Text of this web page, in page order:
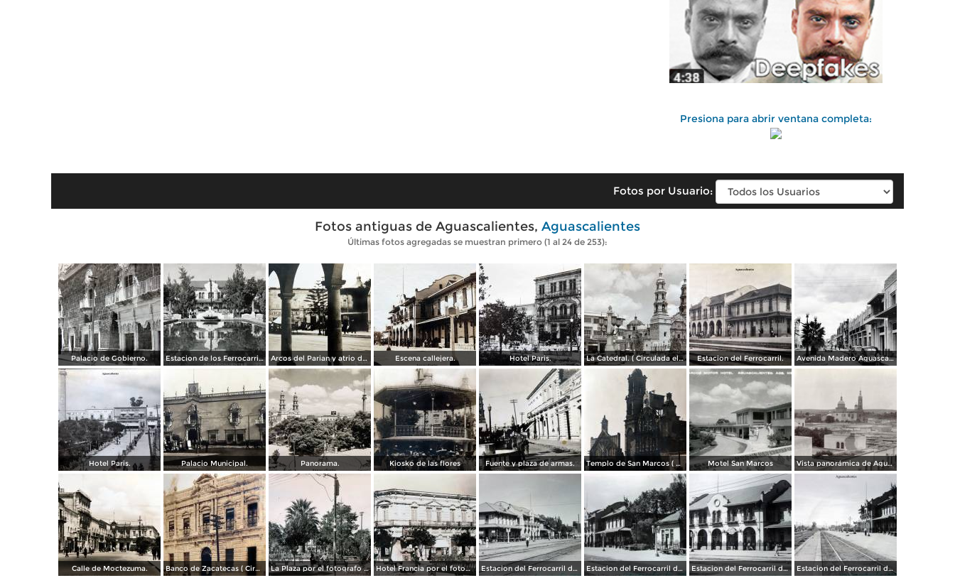
Presiona para abrir ventana completa:
Fotos por Usuario:
Fotos antiguas de Aguascalientes, Aguascalientes
Últimas fotos agregadas se muestran primero (1 al 24 de 253):
Palacio de Gobierno. Estacion de los Ferrocarriles Nacionales. Arcos del Parian y atrio de Santiago. Escena callejera. Hotel Paris. La Catedral. ( Circulada el 11 de Diciembre de 1950 ). Estacion del Ferrocarril. Avenida Madero Aguascalientes.
Hotel Paris. Palacio Municipal. Panorama. Kiosko de las flores Fuente y plaza de armas. Templo de San Marcos ( Circulada el 8 de Abril de 1949 ). Motel San Marcos Vista panorámica de Aguscalientes
Calle de Moctezuma. Banco de Zacatecas ( Circulada el 6 de Febrero de 1920 ). La Plaza por el fotografo Manuel Obregon. Hotel Francia por el fotografo Manuel Obregon. Estacion del Ferrocarril de Aguascalientes. ( Circulada el 15 de Abril de 1949 ). Estacion del Ferrocarril de Aguascalientes. ( Circulada el 15 de Abril de 1949 ). Estacion del Ferrocarril de Aguascalientes. ( Circulada el 15 de Abril de 1949 ). Estacion del Ferrocarril de Aguascalientes. ( Circulada el 15 de Abril de 1949 ).